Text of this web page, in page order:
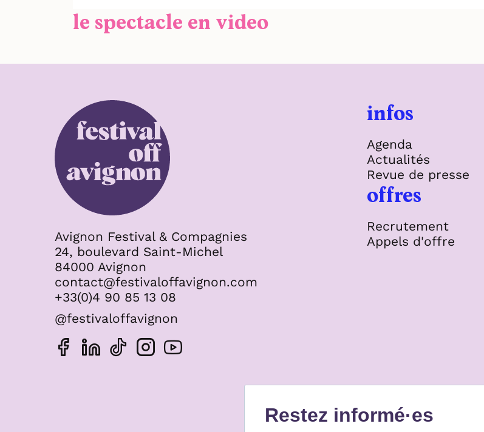
le spectacle en video
Avignon Festival & Compagnies
24, boulevard Saint-Michel
84000 Avignon
contact@festivaloffavignon.com
+33(0)4 90 85 13 08
@festivaloffavignon
infos
Agenda
Actualités
Revue de presse
offres
Recrutement
Appels d'offre